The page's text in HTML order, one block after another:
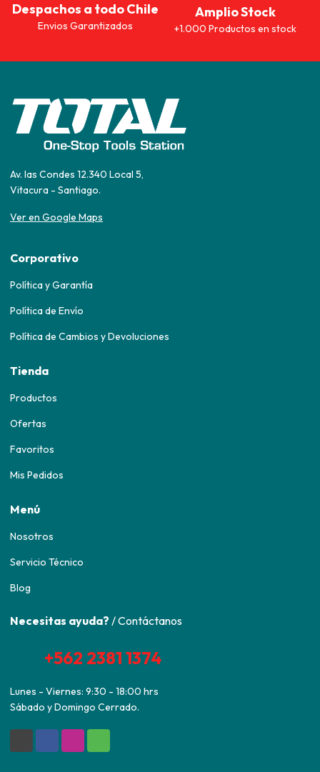
Despachos a todo Chile
Envios Garantizados
Amplio Stock
+1.000 Productos en stock
Av. las Condes 12.340 Local 5,
Vitacura - Santiago.
Ver en Google Maps
Corporativo
Política y Garantía
Política de Envío
Política de Cambios y Devoluciones
Tienda
Productos
Ofertas
Favoritos
Mis Pedidos
Menú
Nosotros
Servicio Técnico
Blog
Necesitas ayuda? / Contáctanos
+562 2381 1374
Lunes - Viernes: 9:30 - 18:00 hrs
Sábado y Domingo Cerrado.